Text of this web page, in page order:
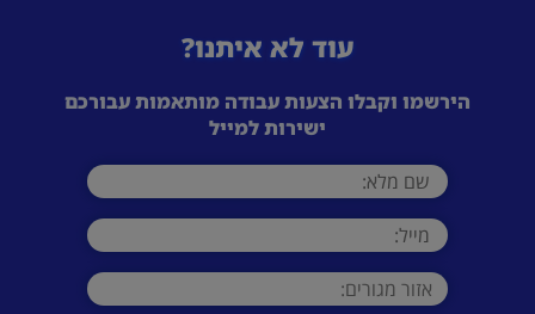
עוד לא איתנו?
הירשמו וקבלו הצעות עבודה מותאמות עבורכם
ישירות למייל